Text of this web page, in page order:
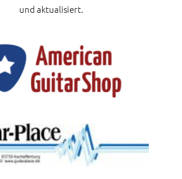
und aktualisiert.